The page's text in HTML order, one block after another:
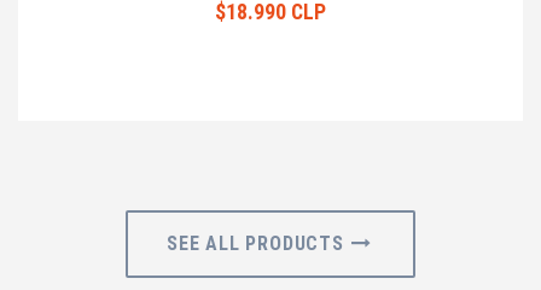
$18.990 CLP
SEE ALL PRODUCTS